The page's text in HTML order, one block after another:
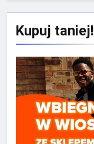
Kupuj taniej!